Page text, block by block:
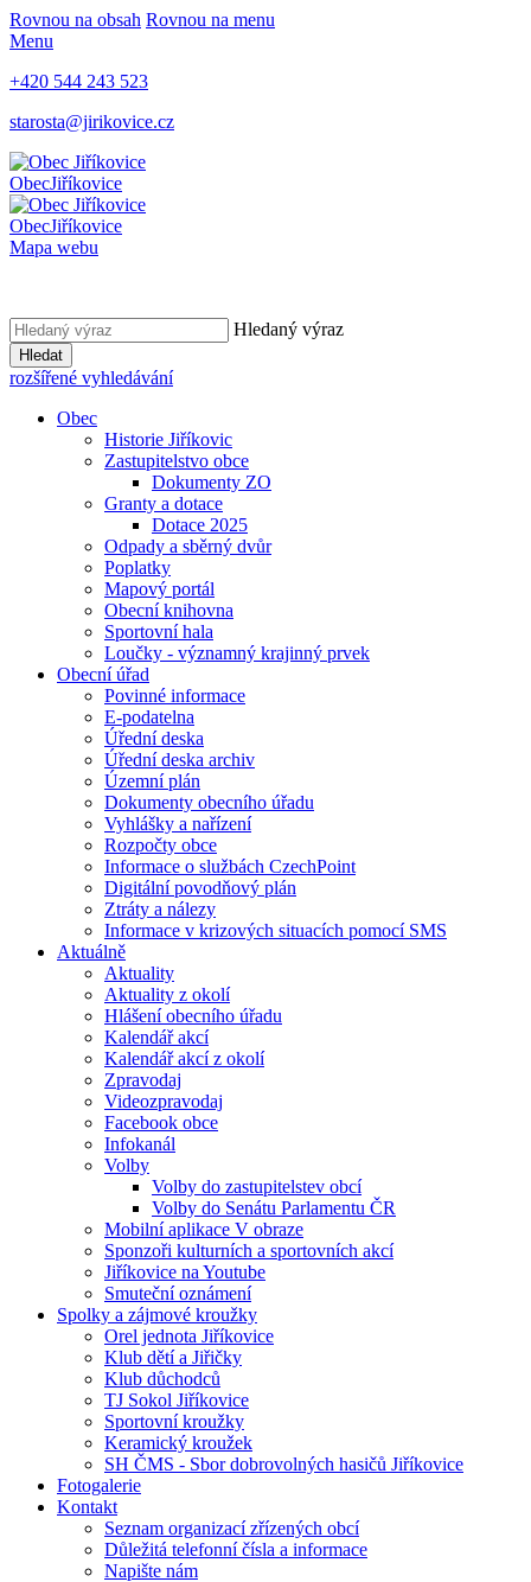
Rovnou na obsah Rovnou na menu
Menu
+420 544 243 523
starosta@jirikovice.cz
ObecJiříkovice
ObecJiříkovice
Mapa webu
Hledaný výraz
Hledat
rozšířené vyhledávání
Obec
Historie Jiříkovic
Zastupitelstvo obce
Dokumenty ZO
Granty a dotace
Dotace 2025
Odpady a sběrný dvůr
Poplatky
Mapový portál
Obecní knihovna
Sportovní hala
Loučky - významný krajinný prvek
Obecní úřad
Povinné informace
E-podatelna
Úřední deska
Úřední deska archiv
Územní plán
Dokumenty obecního úřadu
Vyhlášky a nařízení
Rozpočty obce
Informace o službách CzechPoint
Digitální povodňový plán
Ztráty a nálezy
Informace v krizových situacích pomocí SMS
Aktuálně
Aktuality
Aktuality z okolí
Hlášení obecního úřadu
Kalendář akcí
Kalendář akcí z okolí
Zpravodaj
Videozpravodaj
Facebook obce
Infokanál
Volby
Volby do zastupitelstev obcí
Volby do Senátu Parlamentu ČR
Mobilní aplikace V obraze
Sponzoři kulturních a sportovních akcí
Jiříkovice na Youtube
Smuteční oznámení
Spolky a zájmové kroužky
Orel jednota Jiříkovice
Klub dětí a Jiřičky
Klub důchodců
TJ Sokol Jiříkovice
Sportovní kroužky
Keramický kroužek
SH ČMS - Sbor dobrovolných hasičů Jiříkovice
Fotogalerie
Kontakt
Seznam organizací zřízených obcí
Důležitá telefonní čísla a informace
Napište nám